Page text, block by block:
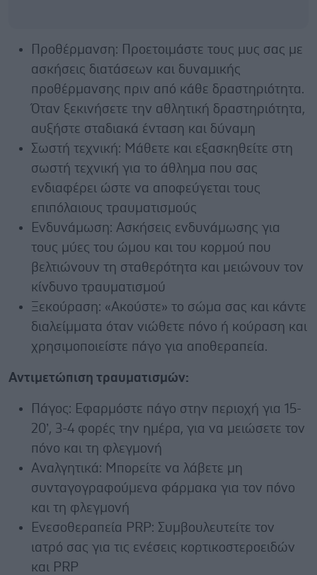
Προθέρμανση: Προετοιμάστε τους μυς σας με
ασκήσεις διατάσεων και δυναμικής
προθέρμανσης πριν από κάθε δραστηριότητα.
Όταν ξεκινήσετε την αθλητική δραστηριότητα,
αυξήστε σταδιακά ένταση και δύναμη
Σωστή τεχνική: Μάθετε και εξασκηθείτε στη
σωστή τεχνική για το άθλημα που σας
ενδιαφέρει ώστε να αποφεύγεται τους
επιπόλαιους τραυματισμούς
Ενδυνάμωση: Ασκήσεις ενδυνάμωσης για
τους μύες του ώμου και του κορμού που
βελτιώνουν τη σταθερότητα και μειώνουν τον
κίνδυνο τραυματισμού
Ξεκούραση: «Ακούστε» το σώμα σας και κάντε
διαλείμματα όταν νιώθετε πόνο ή κούραση και
χρησιμοποιείστε πάγο για αποθεραπεία.
Αντιμετώπιση τραυματισμών:
Πάγος: Εφαρμόστε πάγο στην περιοχή για 15-
20’, 3-4 φορές την ημέρα, για να μειώσετε τον
πόνο και τη φλεγμονή
Αναλγητικά: Μπορείτε να λάβετε μη
συνταγογραφούμενα φάρμακα για τον πόνο
και τη φλεγμονή
Ενεσοθεραπεία PRP: Συμβουλευτείτε τον
ιατρό σας για τις ενέσεις κορτικοστεροειδών
και PRP